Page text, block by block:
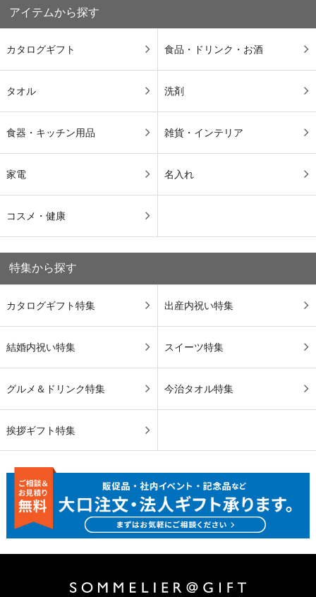
アイテムから探す
カタログギフト 食品・ドリンク・お酒
タオル 洗剤
食器・キッチン用品 雑貨・インテリア
家電 名入れ
コスメ・健康
特集から探す
カタログギフト特集 出産内祝い特集
結婚内祝い特集 スイーツ特集
グルメ＆ドリンク特集 今治タオル特集
挨拶ギフト特集